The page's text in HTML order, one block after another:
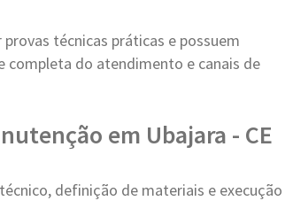
técnicas práticas e possuem
completa do atendimento e canais de
em Ubajara - CE
definição de materiais e execução